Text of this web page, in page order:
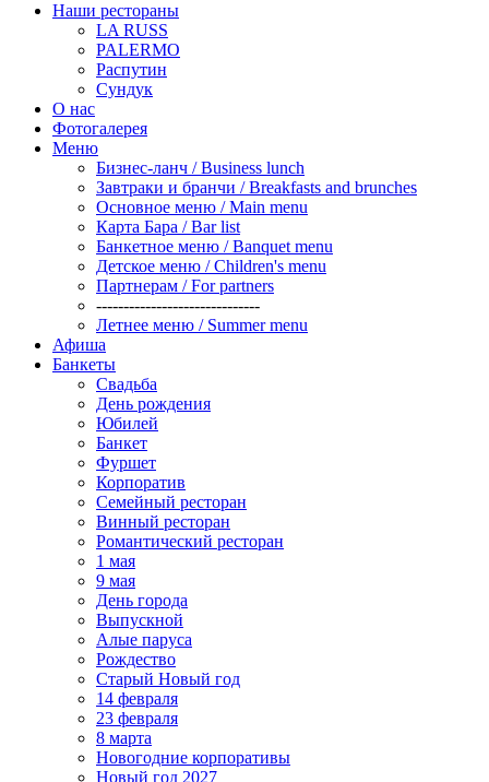
Наши рестораны
LA RUSS
PALERMO
Распутин
Сундук
О нас
Фотогалерея
Меню
Бизнес-ланч / Business lunch
Завтраки и бранчи / Breakfasts and brunches
Основное меню / Main menu
Карта Бара / Bar list
Банкетное меню / Banquet menu
Детское меню / Children's menu
Партнерам / For partners
------------------------------
Летнее меню / Summer menu
Афиша
Банкеты
Свадьба
День рождения
Юбилей
Банкет
Фуршет
Корпоратив
Семейный ресторан
Винный ресторан
Романтический ресторан
1 мая
9 мая
День города
Выпускной
Алые паруса
Рождество
Старый Новый год
14 февраля
23 февраля
8 марта
Новогодние корпоративы
Новый год 2027